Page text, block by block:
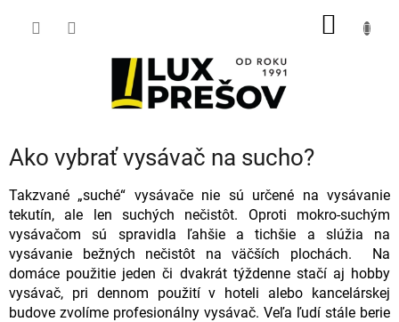
Ako vybrať vysávač na sucho?
Takzvané „suché“ vysávače nie sú určené na vysávanie
tekutín, ale len suchých nečistôt. Oproti mokro-suchým
vysávačom sú spravidla ľahšie a tichšie a slúžia na
vysávanie bežných nečistôt na väčších plochách. Na
domáce použitie jeden či dvakrát týždenne stačí aj hobby
vysávač, pri dennom použití v hoteli alebo kancelárskej
budove zvolíme profesionálny vysávač. Veľa ľudí stále berie